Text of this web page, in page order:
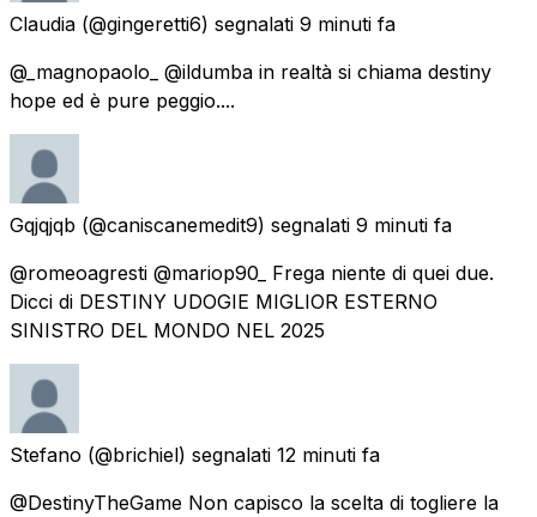
Claudia (@gingeretti6) segnalati 9 minuti fa
@_magnopaolo_ @ildumba in realtà si chiama destiny
hope ed è pure peggio....
Gqjqjqb (@caniscanemedit9) segnalati 9 minuti fa
@romeoagresti @mariop90_ Frega niente di quei due.
Dicci di DESTINY UDOGIE MIGLIOR ESTERNO
SINISTRO DEL MONDO NEL 2025
Stefano (@brichiel) segnalati 12 minuti fa
@DestinyTheGame Non capisco la scelta di togliere la